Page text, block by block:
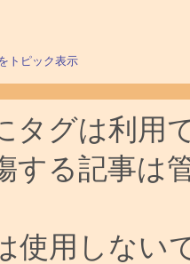
トピック表示
タグは利用
する記事は
使用しない